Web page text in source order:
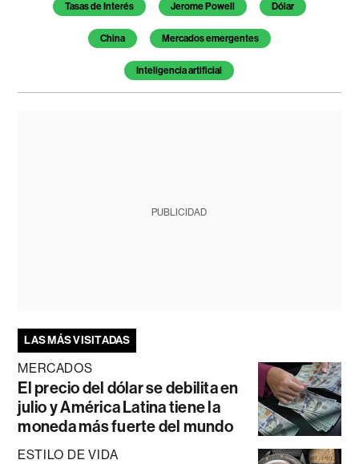
Tasas de Interés Jerome Powell Dólar
China Mercados emergentes
Inteligencia artificial
PUBLICIDAD
LAS MÁS VISITADAS
MERCADOS
El precio del dólar se debilita en
julio y América Latina tiene la
moneda más fuerte del mundo
ESTILO DE VIDA